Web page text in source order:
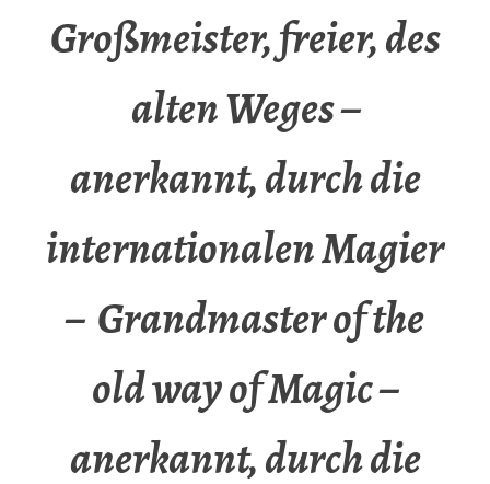
Großmeister, freier, des
alten Weges –
anerkannt, durch die
internationalen Magier
– Grandmaster of the
old way of Magic –
anerkannt, durch die